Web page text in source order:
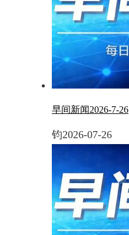
早间新闻2026-7-26
钧2026-07-26